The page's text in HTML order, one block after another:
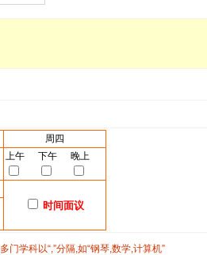
周四
上午 下午 晚上
时间面议
门学科以“,”分隔,如“钢琴,数学,计算机”